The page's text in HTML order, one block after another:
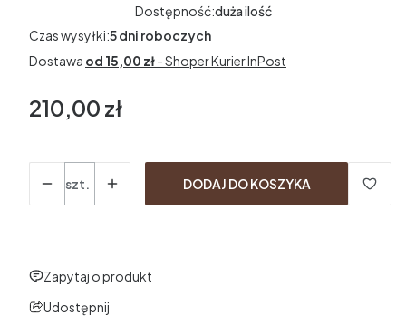
Dostępność:duża ilość
Czas wysyłki:5 dni roboczych
Dostawa od 15,00 zł- Shoper Kurier InPost
Cena
210,00 zł
szt.
DODAJ DO KOSZYKA
Zapytaj o produkt
Udostępnij